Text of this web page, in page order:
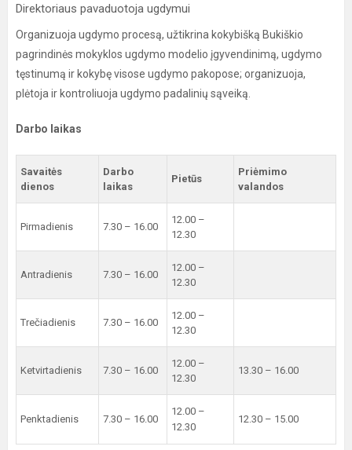
Direktoriaus pavaduotoja ugdymui
Organizuoja ugdymo procesą, užtikrina kokybišką Bukiškio
pagrindinės mokyklos ugdymo modelio įgyvendinimą, ugdymo
tęstinumą ir kokybę visose ugdymo pakopose; organizuoja,
plėtoja ir kontroliuoja ugdymo padalinių sąveiką.
Darbo laikas
Savaitės
dienos
Darbo
laikas
Pietūs
Priėmimo
valandos
Pirmadienis 7.30 – 16.00
12.00 –
12.30
Antradienis 7.30 – 16.00
12.00 –
12.30
Trečiadienis 7.30 – 16.00
12.00 –
12.30
Ketvirtadienis 7.30 – 16.00
12.00 –
12.30
13.30 – 16.00
Penktadienis 7.30 – 16.00
12.00 –
12.30
12.30 – 15.00